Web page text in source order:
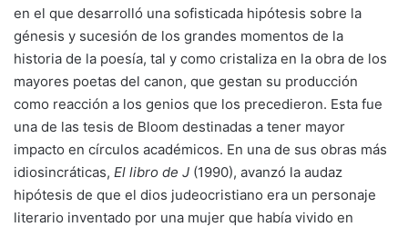
en el que desarrolló una sofisticada hipótesis sobre la
génesis y sucesión de los grandes momentos de la
historia de la poesía, tal y como cristaliza en la obra de los
mayores poetas del canon, que gestan su producción
como reacción a los genios que los precedieron. Esta fue
una de las tesis de Bloom destinadas a tener mayor
impacto en círculos académicos. En una de sus obras más
idiosincráticas, El libro de J (1990), avanzó la audaz
hipótesis de que el dios judeocristiano era un personaje
literario inventado por una mujer que había vivido en